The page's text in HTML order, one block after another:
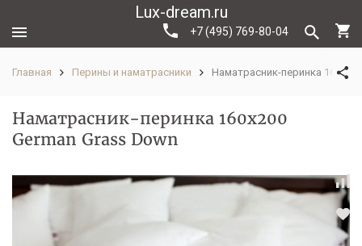
Lux-dream.ru
+7 (495) 769-80-04
Главная Перины и наматрасники Наматрасник-перинка
Наматрасник-перинка 160х200
German Grass Down